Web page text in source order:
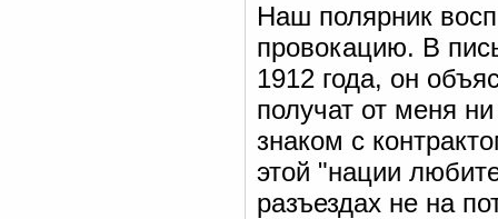
Наш полярник
провокацию. В
1912 года, он
получат от меня
знаком с
этой "нации
разъездах не на